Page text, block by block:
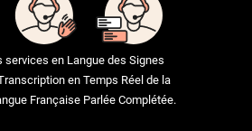
services en Langue des Signes
en Temps Réel de la
Française Parlée Complétée.